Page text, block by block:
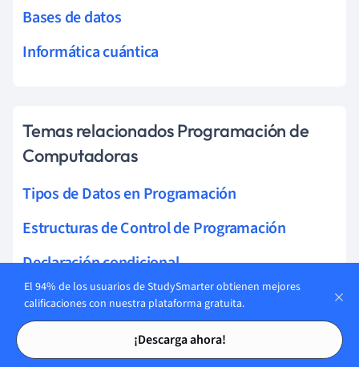
Tarjetas de estudio
Tarjetas de estudio
Bases de datos
Informática cuántica
Temas relacionados Programación de
Computadoras
Tipos de Datos en Programación
Estructuras de Control de Programación
Declaración condicional
Bucle en programación
CSS
El 94% de los usuarios de StudySmarter obtienen mejores
calificaciones con nuestra plataforma gratuita.
¡Descarga ahora!